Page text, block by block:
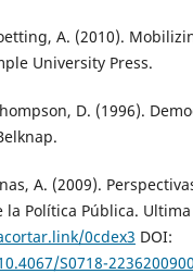
A. (2010).
University Press.
D. (1996).
A. (2009).
Política Pública. Ultima
0cdex3 DOI:
S0718-